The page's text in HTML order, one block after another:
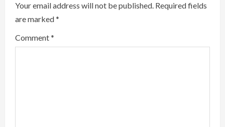
i
n
Your email address will not be published. Required fields
are marked*
Comment*